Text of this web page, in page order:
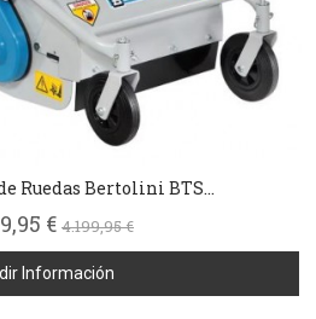
Ruedas Bertolini BTS...
€ 4.199,95 €
Información